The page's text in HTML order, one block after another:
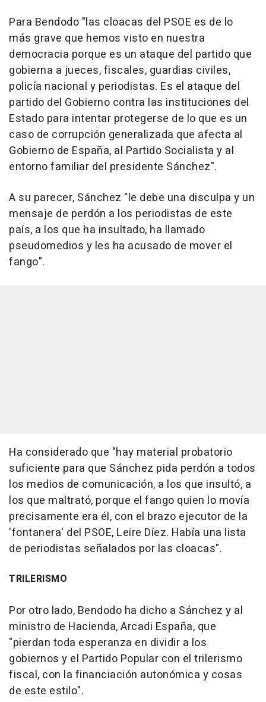
Para Bendodo "las cloacas del PSOE es de lo
más grave que hemos visto en nuestra
democracia porque es un ataque del partido que
gobierna a jueces, fiscales, guardias civiles,
policía nacional y periodistas. Es el ataque del
partido del Gobierno contra las instituciones del
Estado para intentar protegerse de lo que es un
caso de corrupción generalizada que afecta al
Gobierno de España, al Partido Socialista y al
entorno familiar del presidente Sánchez".
A su parecer, Sánchez "le debe una disculpa y un
mensaje de perdón a los periodistas de este
país, a los que ha insultado, ha llamado
pseudomedios y les ha acusado de mover el
fango".
Ha considerado que "hay material probatorio
suficiente para que Sánchez pida perdón a todos
los medios de comunicación, a los que insultó, a
los que maltrató, porque el fango quien lo movía
precisamente era él, con el brazo ejecutor de la
'fontanera' del PSOE, Leire Díez. Había una lista
de periodistas señalados por las cloacas".
TRILERISMO
Por otro lado, Bendodo ha dicho a Sánchez y al
ministro de Hacienda, Arcadi España, que
"pierdan toda esperanza en dividir a los
gobiernos y el Partido Popular con el trilerismo
fiscal, con la financiación autonómica y cosas
de este estilo".